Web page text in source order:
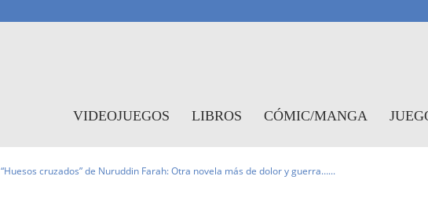
VIDEOJUEGOS LIBROS CÓMIC/MANGA
“Huesos cruzados” de Nuruddin Farah: Otra novela más de dolor y guerra…...